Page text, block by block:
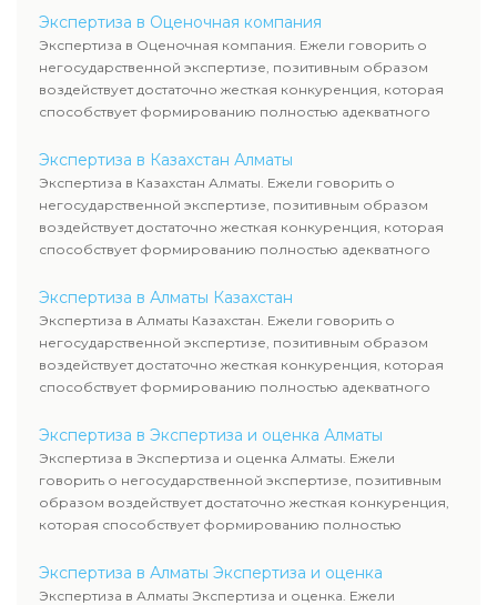
Экспертиза в Оценочная компания
Экспертиза в Оценочная компания. Ежели говорить о
негосударственной экспертизе, позитивным образом
воздействует достаточно жесткая конкуренция, которая
способствует формированию полностью адекватного
Экспертиза в Казахстан Алматы
Экспертиза в Казахстан Алматы. Ежели говорить о
негосударственной экспертизе, позитивным образом
воздействует достаточно жесткая конкуренция, которая
способствует формированию полностью адекватного
Экспертиза в Алматы Казахстан
Экспертиза в Алматы Казахстан. Ежели говорить о
негосударственной экспертизе, позитивным образом
воздействует достаточно жесткая конкуренция, которая
способствует формированию полностью адекватного
Экспертиза в Экспертиза и оценка Алматы
Экспертиза в Экспертиза и оценка Алматы. Ежели
говорить о негосударственной экспертизе, позитивным
образом воздействует достаточно жесткая конкуренция,
которая способствует формированию полностью
Экспертиза в Алматы Экспертиза и оценка
Экспертиза в Алматы Экспертиза и оценка. Ежели